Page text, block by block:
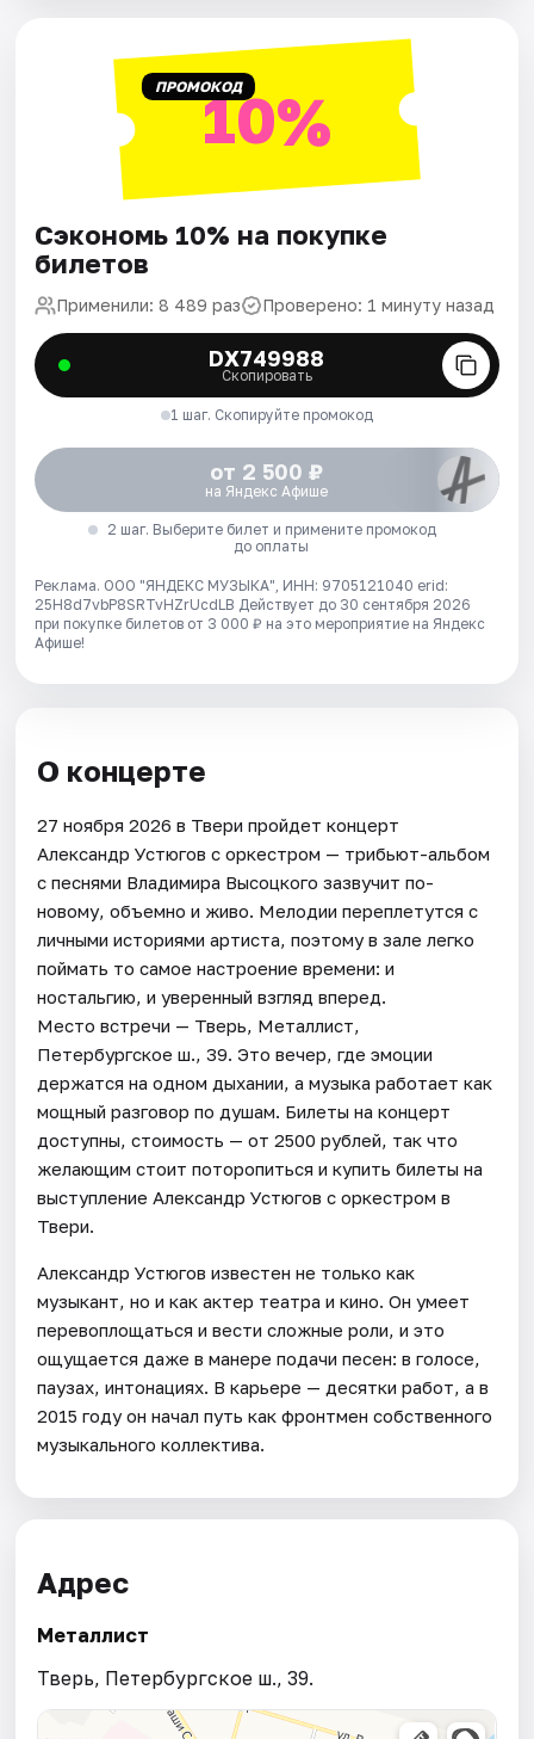
ПРОМОКОД10%
Сэкономь 10% на покупке
билетов
Применили: 8 489 раз Проверено: 1 минуту назад
DX749988
Скопировать
1 шаг. Скопируйте промокод
от 2 500 ₽
на Яндекс Афише
2 шаг. Выберите билет и примените промокод
до оплаты
Реклама. ООО "ЯНДЕКС МУЗЫКА", ИНН: 9705121040 erid:
25H8d7vbP8SRTvHZrUcdLB Действует до 30 сентября 2026
при покупке билетов от 3 000 ₽ на это мероприятие на Яндекс
Афише!
О концерте
27 ноября 2026 в Твери пройдет концерт
Александр Устюгов с оркестром — трибьют-альбом
с песнями Владимира Высоцкого зазвучит по-
новому, объемно и живо. Мелодии переплетутся с
личными историями артиста, поэтому в зале легко
поймать то самое настроение времени: и
ностальгию, и уверенный взгляд вперед.
Место встречи — Тверь, Металлист,
Петербургское ш., 39. Это вечер, где эмоции
держатся на одном дыхании, а музыка работает как
мощный разговор по душам. Билеты на концерт
доступны, стоимость — от 2500 рублей, так что
желающим стоит поторопиться и купить билеты на
выступление Александр Устюгов с оркестром в
Твери.
Александр Устюгов известен не только как
музыкант, но и как актер театра и кино. Он умеет
перевоплощаться и вести сложные роли, и это
ощущается даже в манере подачи песен: в голосе,
паузах, интонациях. В карьере — десятки работ, а в
2015 году он начал путь как фронтмен собственного
музыкального коллектива.
Адрес
Металлист
Тверь, Петербургское ш., 39.